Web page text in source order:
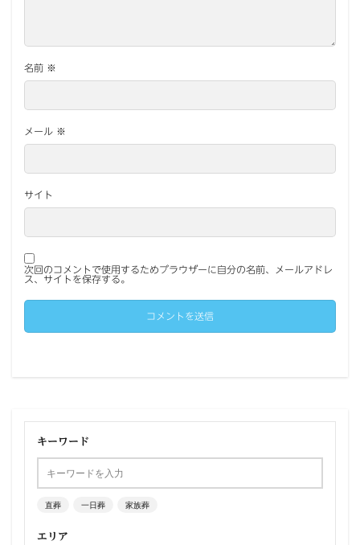
名前 ※
メール ※
サイト
次回のコメントで使用するためブラウザーに自分の名前、メールアドレ
ス、サイトを保存する。
キーワード
直葬 一日葬 家族葬
エリア